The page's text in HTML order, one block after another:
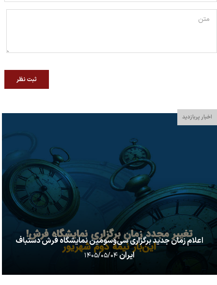
ثبت نظر
اخبار پربازدید
اعلام زمان جدید برگزاری سی‌وسومین نمایشگاه فرش دستباف
ایران۱۴۰۵/۰۵/۰۴